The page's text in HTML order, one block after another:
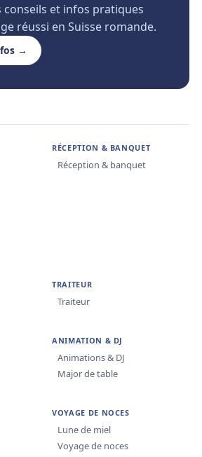
RÉCEPTION & BANQUET
Réception & banquet
TRAITEUR
Traiteur
ANIMATION & DJ
Animations & DJ
Major de table
VOYAGE DE NOCES
Lune de miel
Voyage de noces
conseils et infos pratiques
réussi en Suisse romande.
→